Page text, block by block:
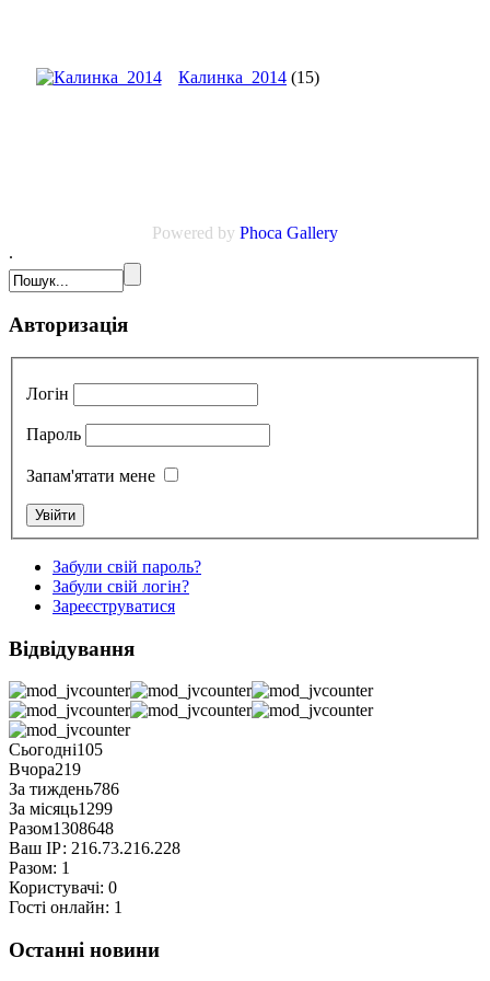
Калинка_2014 (15)
Powered by Phoca Gallery
.
Авторизація
Логін
Пароль
Запам'ятати мене
Забули свій пароль?
Забули свій логін?
Зареєструватися
Відвідування
Сьогодні105
Вчора219
За тиждень786
За місяць1299
Разом1308648
Ваш ІР: 216.73.216.228
Разом: 1
Користувачі: 0
Гості онлайн: 1
Останні новини